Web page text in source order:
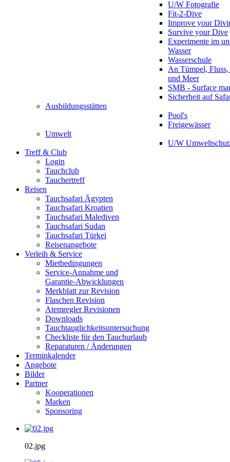
U/W Fotografie
Fit-2-Dive
Improve your
Survive your Dive
Experimente im
Wasser
Wasserschule
An Tümpel,
und Meer
SMB - Surface
Sicherheit auf
Ausbildungsstätten
Pool's
Freigewässer
Umwelt
U/W
Treff & Club
Login
Tauchclub
Tauchertreff
Reisen
Tauchsafari Ägypten
Tauchsafari Kroatien
Tauchsafari Malediven
Tauchsafari Sudan
Tauchsafari Türkei
Reisenangebote
Verleih & Service
Mietbedingungen
Service-Annahme und
Garantie-Abwicklungen
Merkblatt zur Revision
Flaschen Revision
Atemregler Revisionen
Downloads
Tauchtauglichkeitsuntersuchung
Checkliste für den Tauchurlaub
Reparaturen / Änderungen
Terminkalender
Angebote
Bilder
Partner
Kooperationen
Marken
Sponsoring
02.jpg